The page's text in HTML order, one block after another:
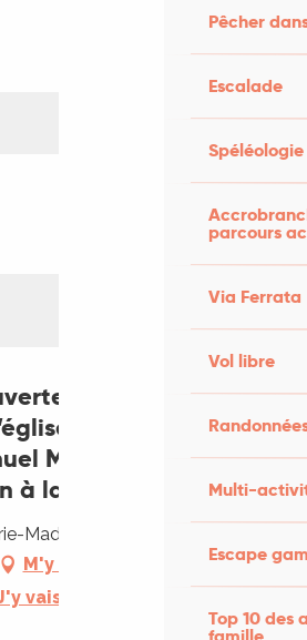
Pêcher
Escalade
Spéléologie
parcours
Via Ferrata
Vol libre
Multi-
Escape
Top 10 des
des peintures
de Soulomès,
MOUREAU, chargé
à la DRAC Occitanie
Madeleine, 46240 Soulomès
M'y rendre
vais en train !